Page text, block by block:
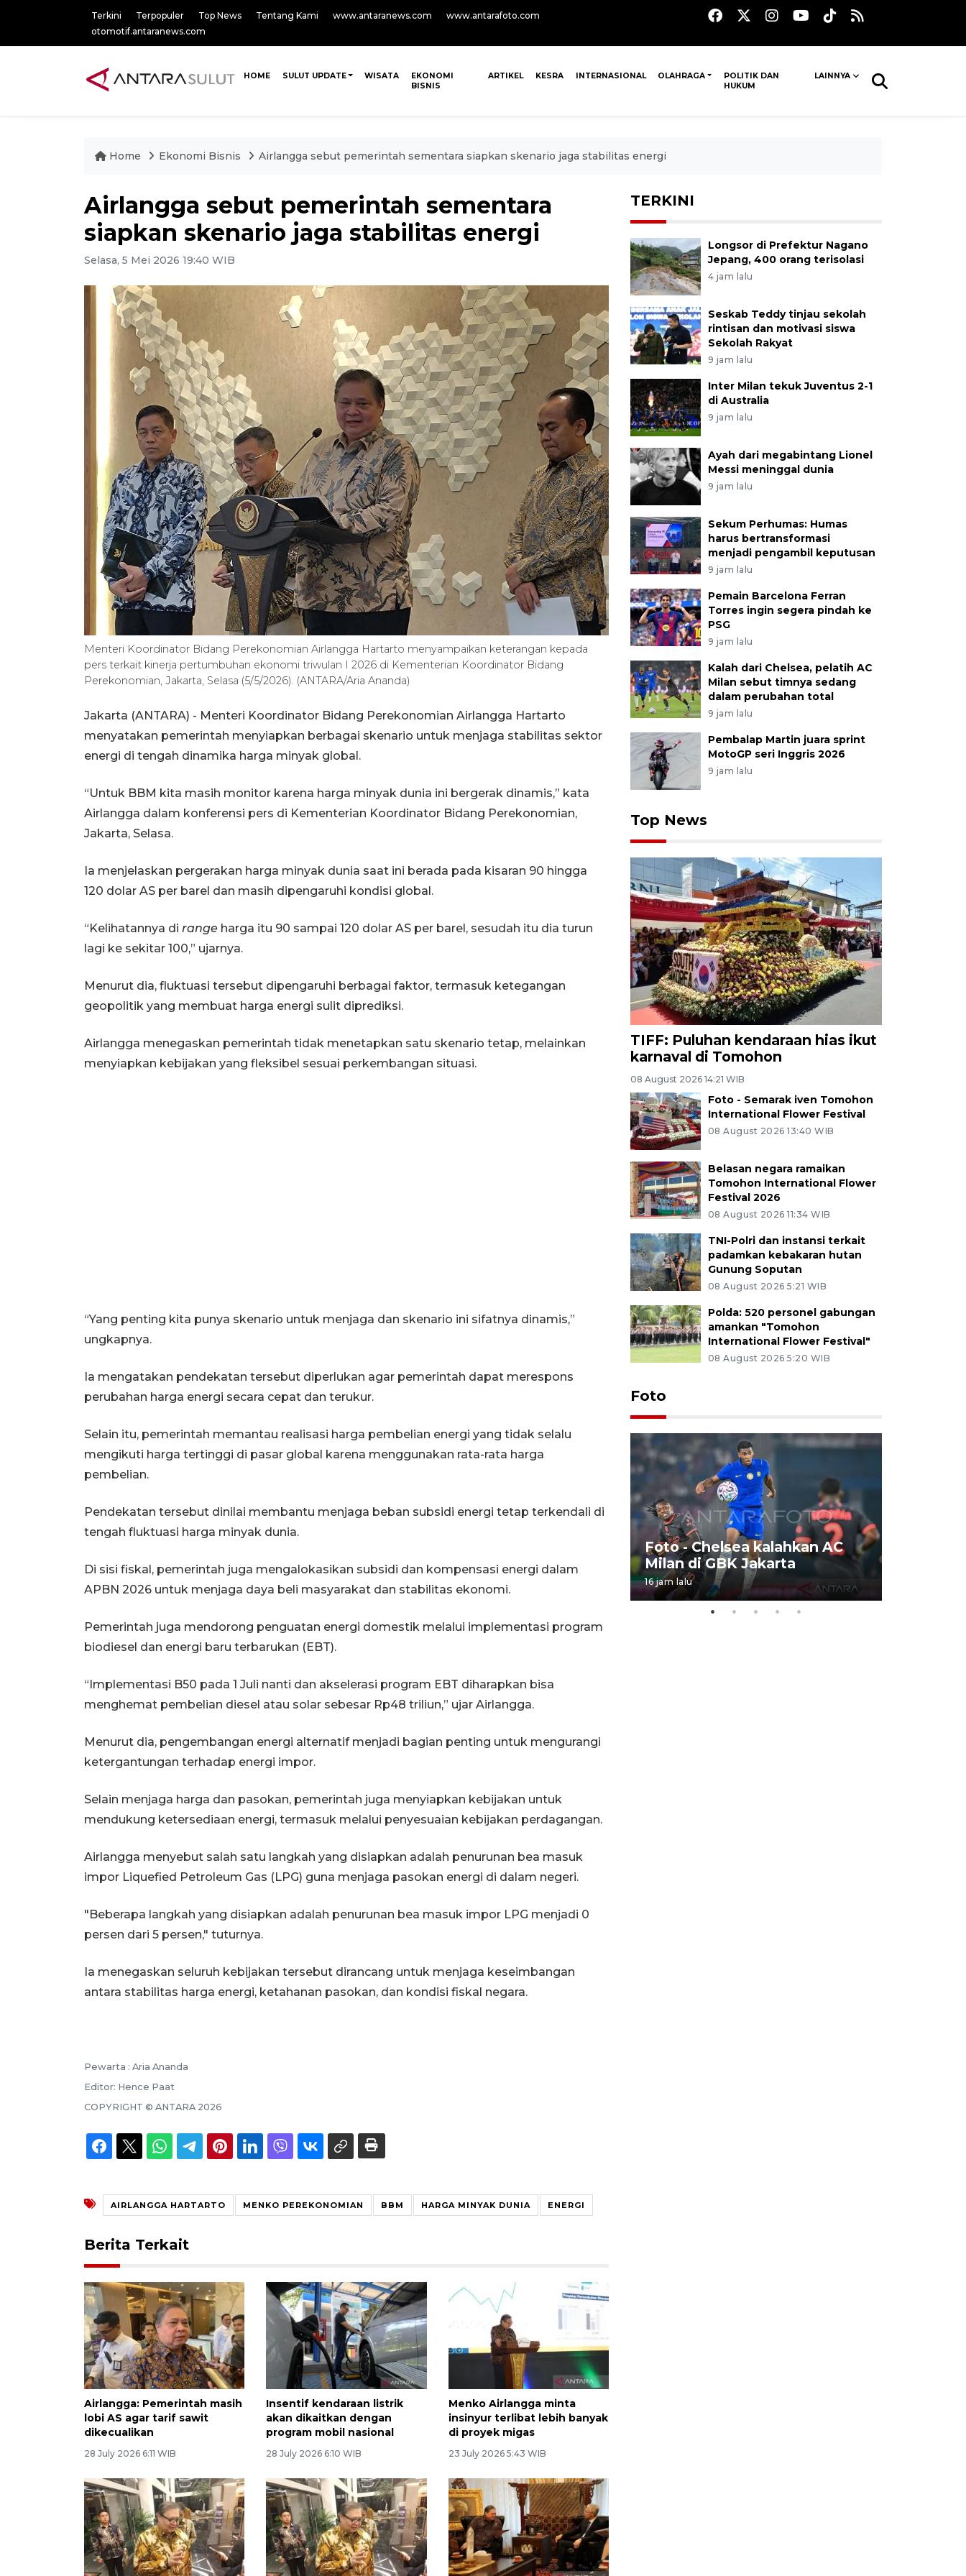
Terkini Terpopuler Top News Tentang Kami www.antaranews.com
www.antarafoto.com
otomotif.antaranews.com
HOME SULUT UPDATE WISATA
EKONOMI
BISNIS
ARTIKEL KESRA INTERNASIONAL OLAHRAGA
POLITIK DAN
HUKUM
LAINNYA
Home Ekonomi Bisnis Airlangga sebut pemerintah sementara siapkan skenario jaga stabilitas energi
Airlangga sebut pemerintah sementara
siapkan skenario jaga stabilitas energi
Selasa, 5 Mei 2026 19:40 WIB
Menteri Koordinator Bidang Perekonomian Airlangga Hartarto menyampaikan keterangan kepada
pers terkait kinerja pertumbuhan ekonomi triwulan I 2026 di Kementerian Koordinator Bidang
Perekonomian, Jakarta, Selasa (5/5/2026). (ANTARA/Aria Ananda)
Jakarta (ANTARA) - Menteri Koordinator Bidang Perekonomian Airlangga Hartarto
menyatakan pemerintah menyiapkan berbagai skenario untuk menjaga stabilitas sektor
energi di tengah dinamika harga minyak global.
“Untuk BBM kita masih monitor karena harga minyak dunia ini bergerak dinamis,” kata
Airlangga dalam konferensi pers di Kementerian Koordinator Bidang Perekonomian,
Jakarta, Selasa.
Ia menjelaskan pergerakan harga minyak dunia saat ini berada pada kisaran 90 hingga
120 dolar AS per barel dan masih dipengaruhi kondisi global.
“Kelihatannya di range harga itu 90 sampai 120 dolar AS per barel, sesudah itu dia turun
lagi ke sekitar 100,” ujarnya.
Menurut dia, fluktuasi tersebut dipengaruhi berbagai faktor, termasuk ketegangan
geopolitik yang membuat harga energi sulit diprediksi.
Airlangga menegaskan pemerintah tidak menetapkan satu skenario tetap, melainkan
menyiapkan kebijakan yang fleksibel sesuai perkembangan situasi.
“Yang penting kita punya skenario untuk menjaga dan skenario ini sifatnya dinamis,”
ungkapnya.
Ia mengatakan pendekatan tersebut diperlukan agar pemerintah dapat merespons
perubahan harga energi secara cepat dan terukur.
Selain itu, pemerintah memantau realisasi harga pembelian energi yang tidak selalu
mengikuti harga tertinggi di pasar global karena menggunakan rata-rata harga
pembelian.
Pendekatan tersebut dinilai membantu menjaga beban subsidi energi tetap terkendali di
tengah fluktuasi harga minyak dunia.
Di sisi fiskal, pemerintah juga mengalokasikan subsidi dan kompensasi energi dalam
APBN 2026 untuk menjaga daya beli masyarakat dan stabilitas ekonomi.
Pemerintah juga mendorong penguatan energi domestik melalui implementasi program
biodiesel dan energi baru terbarukan (EBT).
“Implementasi B50 pada 1 Juli nanti dan akselerasi program EBT diharapkan bisa
menghemat pembelian diesel atau solar sebesar Rp48 triliun,” ujar Airlangga.
Menurut dia, pengembangan energi alternatif menjadi bagian penting untuk mengurangi
ketergantungan terhadap energi impor.
Selain menjaga harga dan pasokan, pemerintah juga menyiapkan kebijakan untuk
mendukung ketersediaan energi, termasuk melalui penyesuaian kebijakan perdagangan.
Airlangga menyebut salah satu langkah yang disiapkan adalah penurunan bea masuk
impor Liquefied Petroleum Gas (LPG) guna menjaga pasokan energi di dalam negeri.
"Beberapa langkah yang disiapkan adalah penurunan bea masuk impor LPG menjadi 0
persen dari 5 persen," tuturnya.
Ia menegaskan seluruh kebijakan tersebut dirancang untuk menjaga keseimbangan
antara stabilitas harga energi, ketahanan pasokan, dan kondisi fiskal negara.
Pewarta : Aria Ananda
Editor: Hence Paat
COPYRIGHT © ANTARA 2026
AIRLANGGA HARTARTO MENKO PEREKONOMIAN BBM HARGA MINYAK DUNIA ENERGI
Berita Terkait
Airlangga: Pemerintah masih
lobi AS agar tarif sawit
dikecualikan
28 July 2026 6:11 WIB
Insentif kendaraan listrik
akan dikaitkan dengan
program mobil nasional
28 July 2026 6:10 WIB
Menko Airlangga minta
insinyur terlibat lebih banyak
di proyek migas
23 July 2026 5:43 WIB
TERKINI
Longsor di Prefektur Nagano
Jepang, 400 orang terisolasi
4 jam lalu
Seskab Teddy tinjau sekolah
rintisan dan motivasi siswa
Sekolah Rakyat
9 jam lalu
Inter Milan tekuk Juventus 2-1
di Australia
9 jam lalu
Ayah dari megabintang Lionel
Messi meninggal dunia
9 jam lalu
Sekum Perhumas: Humas
harus bertransformasi
menjadi pengambil keputusan
9 jam lalu
Pemain Barcelona Ferran
Torres ingin segera pindah ke
PSG
9 jam lalu
Kalah dari Chelsea, pelatih AC
Milan sebut timnya sedang
dalam perubahan total
9 jam lalu
Pembalap Martin juara sprint
MotoGP seri Inggris 2026
9 jam lalu
Top News
TIFF: Puluhan kendaraan hias ikut
karnaval di Tomohon
08 August 2026 14:21 WIB
Foto - Semarak iven Tomohon
International Flower Festival
08 August 2026 13:40 WIB
Belasan negara ramaikan
Tomohon International Flower
Festival 2026
08 August 2026 11:34 WIB
TNI-Polri dan instansi terkait
padamkan kebakaran hutan
Gunung Soputan
08 August 2026 5:21 WIB
Polda: 520 personel gabungan
amankan "Tomohon
International Flower Festival"
08 August 2026 5:20 WIB
Foto
dari Manado
Foto - Chelsea kalahkan AC
Milan di GBK Jakarta
16 jam lalu